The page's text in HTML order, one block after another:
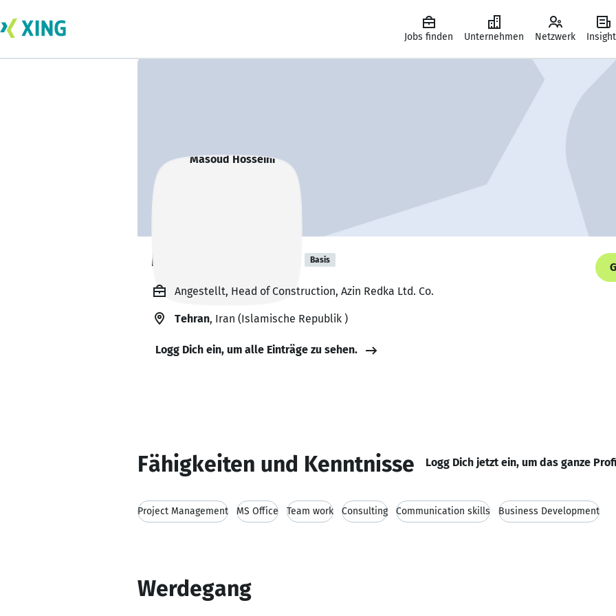
Jobs finden Unternehmen Netzwerk
Masoud Hosseini Basis
Angestellt, Head of Construction, Azin Redka Ltd. Co.
Tehran, Iran (Islamische Republik )
Logg Dich ein, um alle Einträge zu sehen.
Fähigkeiten und Kenntnisse Logg Dich jetzt ein, um das ganze
Project Management MS Office Team work Consulting Communication skills Business Development
Werdegang